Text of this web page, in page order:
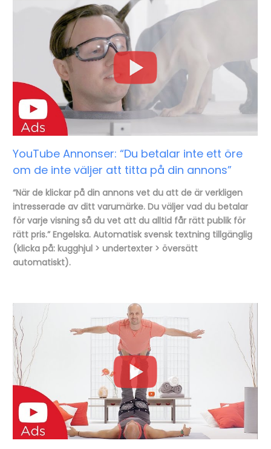
YouTube Annonser: “Du betalar inte ett öre
om de inte väljer att titta på din annons”
“När de klickar på din annons vet du att de är verkligen
intresserade av ditt varumärke. Du väljer vad du betalar
för varje visning så du vet att du alltid får rätt publik för
rätt pris.” Engelska. Automatisk svensk textning tillgänglig
(klicka på: kugghjul > undertexter > översätt
automatiskt).